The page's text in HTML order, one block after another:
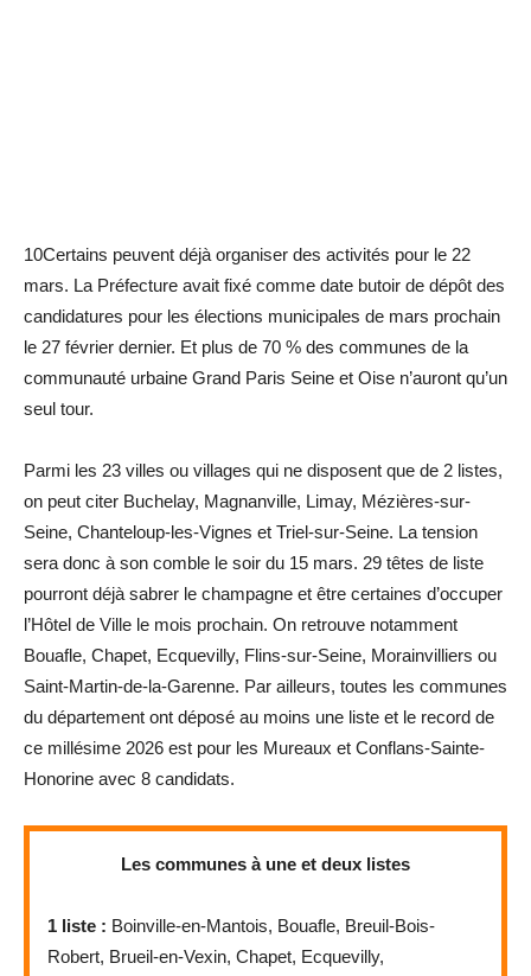
10Certains peuvent déjà organiser des activités pour le 22
mars. La Préfecture avait fixé comme date butoir de dépôt des
candidatures pour les élections municipales de mars prochain
le 27 février dernier. Et plus de 70 % des communes de la
communauté urbaine Grand Paris Seine et Oise n’auront qu’un
seul tour.
Parmi les 23 villes ou villages qui ne disposent que de 2 listes,
on peut citer Buchelay, Magnanville, Limay, Mézières-sur-
Seine, Chanteloup-les-Vignes et Triel-sur-Seine. La tension
sera donc à son comble le soir du 15 mars. 29 têtes de liste
pourront déjà sabrer le champagne et être certaines d’occuper
l’Hôtel de Ville le mois prochain. On retrouve notamment
Bouafle, Chapet, Ecquevilly, Flins-sur-Seine, Morainvilliers ou
Saint-Martin-de-la-Garenne. Par ailleurs, toutes les communes
du département ont déposé au moins une liste et le record de
ce millésime 2026 est pour les Mureaux et Conflans-Sainte-
Honorine avec 8 candidats.
Les communes à une et deux listes
1 liste : Boinville-en-Mantois, Bouafle, Breuil-Bois-
Robert, Brueil-en-Vexin, Chapet, Ecquevilly,